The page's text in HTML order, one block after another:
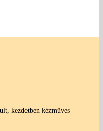
kezdetben kézműves